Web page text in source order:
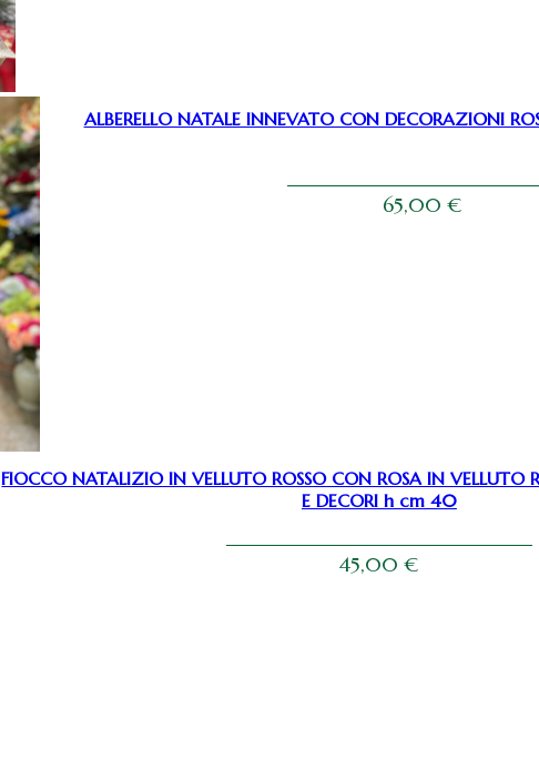
ALBERELLO NATALE INNEVATO CON DECORAZIONI
65,00€
FIOCCO NATALIZIO IN VELLUTO ROSSO CON ROSA IN VELLUTO
E DECORI h cm 40
45,00€